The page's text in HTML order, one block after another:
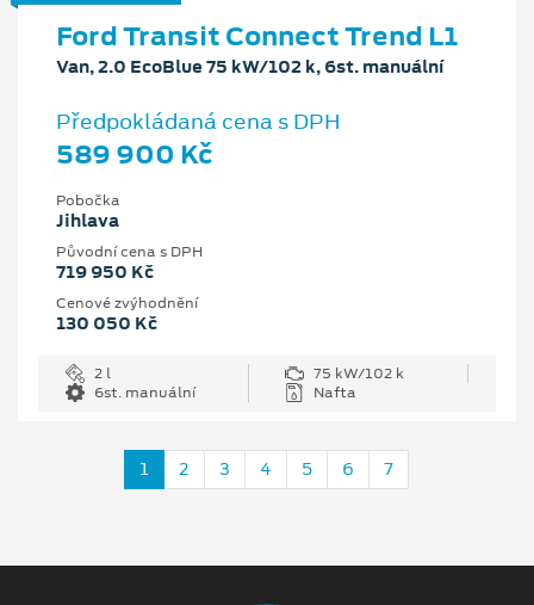
Ford Transit Connect Trend L1
Van, 2.0 EcoBlue 75 kW/102 k, 6st. manuální
Předpokládaná cena s DPH
589 900 Kč
Pobočka
Jihlava
Původní cena s DPH
719 950 Kč
Cenové zvýhodnění
130 050 Kč
2 l
75 kW/102 k
6st. manuální
Nafta
1 2 3 4 5 6 7